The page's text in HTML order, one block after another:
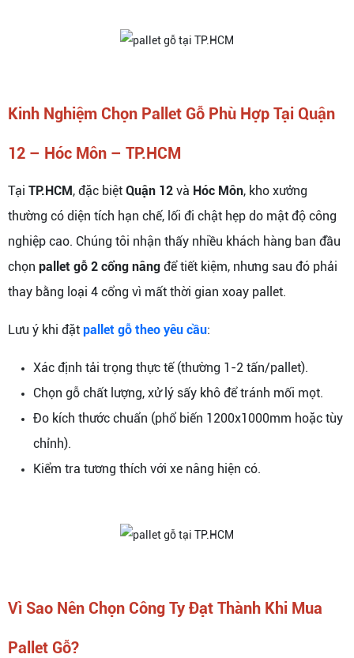
Kinh Nghiệm Chọn Pallet Gỗ Phù Hợp Tại Quận
12 – Hóc Môn – TP.HCM
Tại TP.HCM, đặc biệt Quận 12 và Hóc Môn, kho xưởng
thường có diện tích hạn chế, lối đi chật hẹp do mật độ công
nghiệp cao. Chúng tôi nhận thấy nhiều khách hàng ban đầu
chọn pallet gỗ 2 cổng nâng để tiết kiệm, nhưng sau đó phải
thay bằng loại 4 cổng vì mất thời gian xoay pallet.
Lưu ý khi đặt pallet gỗ theo yêu cầu:
Xác định tải trọng thực tế (thường 1-2 tấn/pallet).
Chọn gỗ chất lượng, xử lý sấy khô để tránh mối mọt.
Đo kích thước chuẩn (phổ biến 1200x1000mm hoặc tùy
chỉnh).
Kiểm tra tương thích với xe nâng hiện có.
Vì Sao Nên Chọn Công Ty Đạt Thành Khi Mua
Pallet Gỗ?